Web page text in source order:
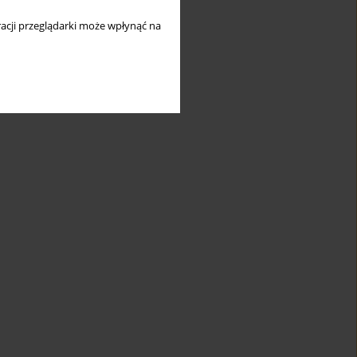
przeglądarki może wpłynąć na